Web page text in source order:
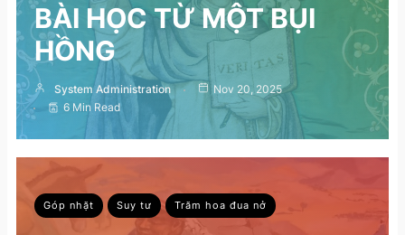
BÀI HỌC TỪ MỘT BỤI
HỒNG
System Administration
Nov 20, 2025
6 Min Read
Góp nhặt Suy tư Trăm hoa đua nở